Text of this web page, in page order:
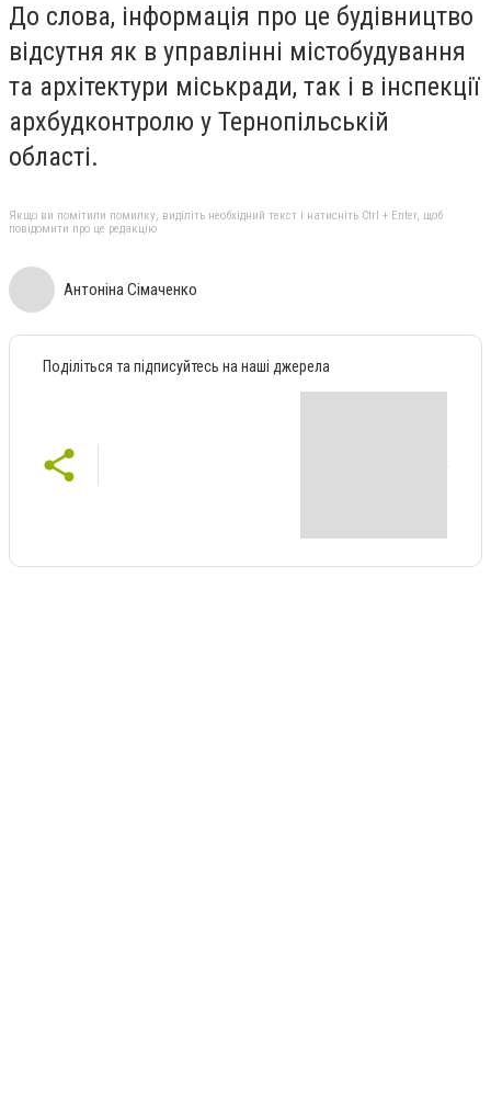
До слова, інформація про це будівництво
відсутня як в управлінні містобудування
та архітектури міськради, так і в інспекції
архбудконтролю у Тернопільській
області.
Якщо ви помітили помилку, виділіть необхідний текст і натисніть Ctrl + Enter, щоб
повідомити про це редакцію
Антоніна Сімаченко
Поділіться та підписуйтесь на наші джерела